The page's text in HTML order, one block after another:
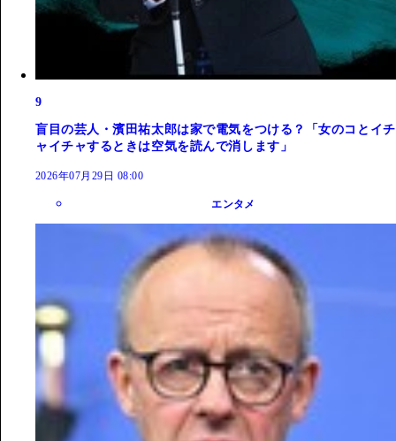
9
盲目の芸人・濱田祐太郎は家で電気をつける？「女のコとイチ
ャイチャするときは空気を読んで消します」
2026年07月29日 08:00
エンタメ